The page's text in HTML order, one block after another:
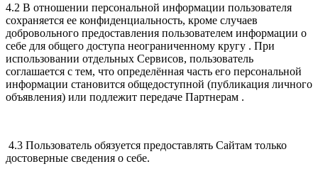
4.2 В отношении персональной информации пользователя
сохраняется ее конфиденциальность, кроме случаев
добровольного предоставления пользователем информации о
себе для общего доступа неограниченному кругу . При
использовании отдельных Сервисов, пользователь
соглашается с тем, что определённая часть его персональной
информации становится общедоступной (публикация личного
объявления) или подлежит передаче Партнерам .
4.3 Пользователь обязуется предоставлять Сайтам только
достоверные сведения о себе.